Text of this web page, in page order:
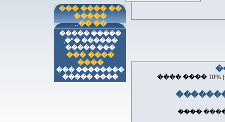
���� ���� �������� (�����) 10% ���� ����
�����
���� ��
�� ���� ���
�����
�� ��..
����� �����
������ �"�,
��� �����
���� ���
����
�������� ���
���� �����